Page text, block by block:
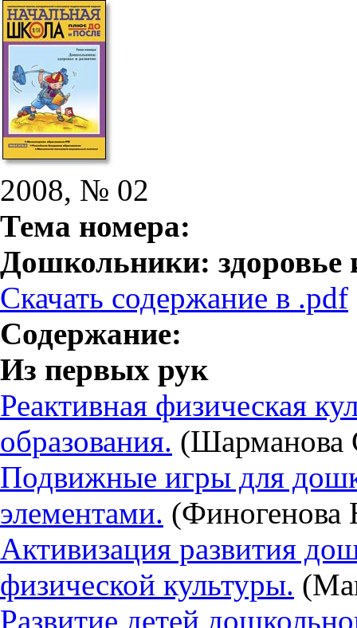
2008, № 02
Тема номера:
Дошкольники: здоровье
Скачать содержание в .pdf
Содержание:
Из первых рук
Реактивная физическая
образования. (Шарманова
Подвижные игры для
элементами.
Активизация развития
физической культуры.
Развитие детей